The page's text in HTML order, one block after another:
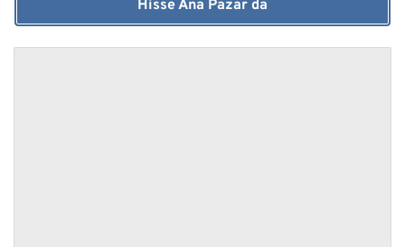
Hisse Ana Pazar da